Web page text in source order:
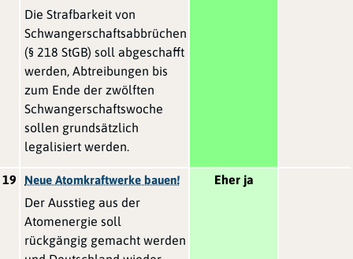
Die Strafbarkeit von
Schwangerschaftsabbrüchen
(§ 218 StGB) soll abgeschafft
werden, Abtreibungen bis
zum Ende der zwölften
Schwangerschaftswoche
sollen grundsätzlich
legalisiert werden.
19 Neue Atomkraftwerke bauen!
Der Ausstieg aus der
Atomenergie soll
rückgängig gemacht werden
Eher ja